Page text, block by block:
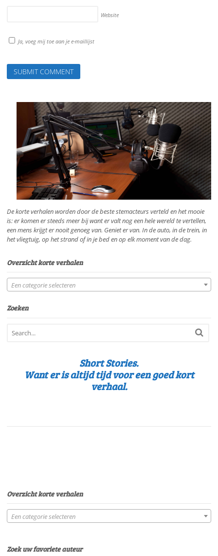
Website
Ja, voeg mij toe aan je e-maillijst
De korte verhalen worden door de beste stemacteurs verteld en het mooie
is: er komen er steeds meer bij want er valt nog een hele wereld te vertellen,
een mens krijgt er nooit genoeg van. Geniet er van. In de auto, in de trein, in
het vliegtuig, op het strand of in je bed en op elk moment van de dag.
Overzicht korte verhalen
Een categorie selecteren
Zoeken
Short Stories.
Want er is altijd tijd voor een goed kort
verhaal.
Overzicht korte verhalen
Een categorie selecteren
Zoek uw favoriete auteur